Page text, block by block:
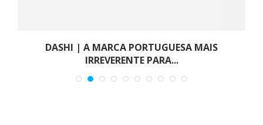
DASHI | A MARCA PORTUGUESA MAIS
IRREVERENTE PARA...